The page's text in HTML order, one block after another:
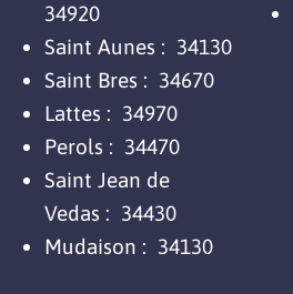
34920
Saint Aunes : 34130
Saint Bres : 34670
Lattes : 34970
Perols : 34470
Saint Jean de
Vedas : 34430
Mudaison : 34130